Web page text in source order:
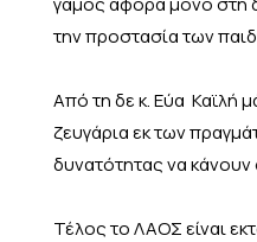
την προστασία των
Από τη δε κ. Εύα Καϊλή
ζευγάρια εκ των
δυνατότητας να κάνουν
Τέλος το ΛΑΟΣ είναι